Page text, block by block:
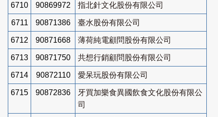
6710 90869972 指北針文化股份有限公司
6711 90871386 臺水股份有限公司
6712 90871668 薄荷純電顧問股份有限公司
6713 90871750 共想行銷顧問股份有限公司
6714 90872110 愛呆玩股份有限公司
6715 90872836
牙買加樂食異國飲食文化股份有限公
司